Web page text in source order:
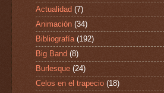
Actualidad (7)
Animación (34)
Bibliografía (192)
Big Band (8)
Burlesque (24)
Celos en el trapecio (18)